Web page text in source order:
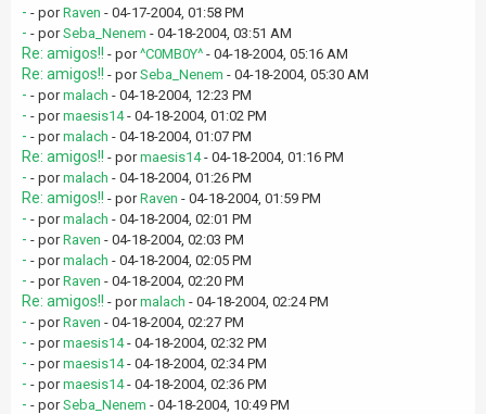
- - porRaven - 04-17-2004, 01:58 PM
- - porSeba_Nenem - 04-18-2004, 03:51 AM
Re: amigos!! - por^C0MB0Y^ - 04-18-2004, 05:16 AM
Re: amigos!! - porSeba_Nenem - 04-18-2004, 05:30 AM
- - pormalach - 04-18-2004, 12:23 PM
- - pormaesis14- 04-18-2004, 01:02 PM
- - pormalach - 04-18-2004, 01:07 PM
Re: amigos!! - pormaesis14- 04-18-2004, 01:16 PM
- - pormalach - 04-18-2004, 01:26 PM
Re: amigos!! - porRaven - 04-18-2004, 01:59 PM
- - pormalach - 04-18-2004, 02:01 PM
- - porRaven - 04-18-2004, 02:03 PM
- - pormalach - 04-18-2004, 02:05 PM
- - porRaven - 04-18-2004, 02:20 PM
Re: amigos!! - pormalach - 04-18-2004, 02:24 PM
- - porRaven - 04-18-2004, 02:27 PM
- - pormaesis14- 04-18-2004, 02:32 PM
- - pormaesis14- 04-18-2004, 02:34 PM
- - pormaesis14- 04-18-2004, 02:36 PM
- - porSeba_Nenem - 04-18-2004, 10:49 PM